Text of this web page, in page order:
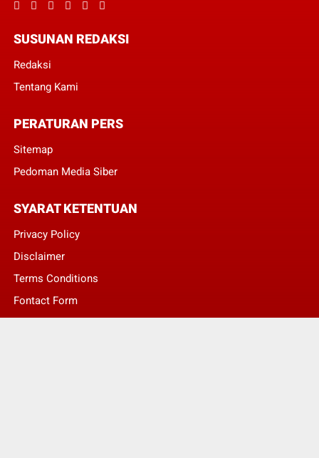
SUSUNAN REDAKSI
Redaksi
Tentang Kami
PERATURAN PERS
Sitemap
Pedoman Media Siber
SYARAT KETENTUAN
Privacy Policy
Disclaimer
Terms Conditions
Fontact Form